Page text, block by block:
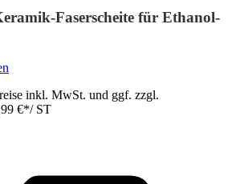
Faserscheite für Ethanol-
inkl. MwSt. und ggf. zzgl.
€*/ ST